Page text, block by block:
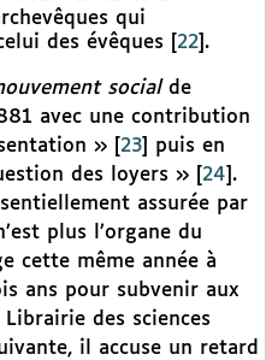
qui
des évêques
22 .
socialde
avec une contribution
»
23
puis en
des loyers »
24 .
assurée par
plus l’organe du
cette même année à
ans pour subvenir aux
des sciences
il accuse un retard